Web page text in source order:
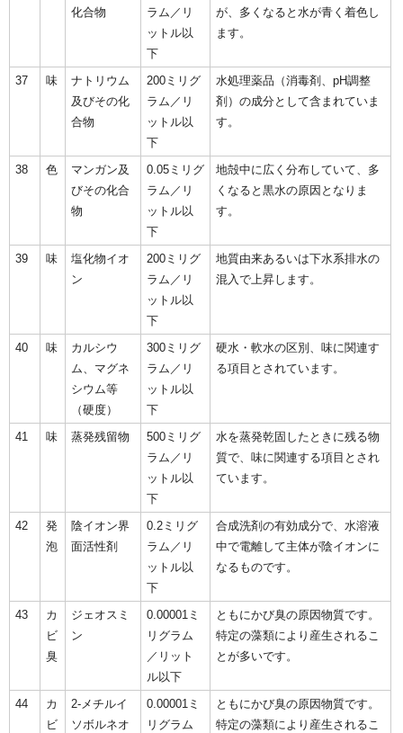
化合物
ラム／リ
ットル以
下
が、多くなると水が青く着色し
ます。
37 味
ナトリウム
及びその化
合物
200ミリグ
ラム／リ
ットル以
下
水処理薬品（消毒剤、pH調整
剤）の成分として含まれていま
す。
38 色
マンガン及
びその化合
物
0.05ミリグ
ラム／リ
ットル以
下
地殻中に広く分布していて、多
くなると黒水の原因となりま
す。
39 味
塩化物イオ
ン
200ミリグ
ラム／リ
ットル以
下
地質由来あるいは下水系排水の
混入で上昇します。
40 味
カルシウ
ム、マグネ
シウム等
（硬度）
300ミリグ
ラム／リ
ットル以
下
硬水・軟水の区別、味に関連す
る項目とされています。
41 味 蒸発残留物
500ミリグ
ラム／リ
ットル以
下
水を蒸発乾固したときに残る物
質で、味に関連する項目とされ
ています。
42
発
泡
陰イオン界
面活性剤
0.2ミリグ
ラム／リ
ットル以
下
合成洗剤の有効成分で、水溶液
中で電離して主体が陰イオンに
なるものです。
43
カ
ビ
臭
ジェオスミ
ン
0.00001ミ
リグラム
／リット
ル以下
ともにかび臭の原因物質です。
特定の藻類により産生されるこ
とが多いです。
44
カ
ビ
2-メチルイ
ソボルネオ
0.00001ミ
リグラム
ともにかび臭の原因物質です。
特定の藻類により産生されるこ